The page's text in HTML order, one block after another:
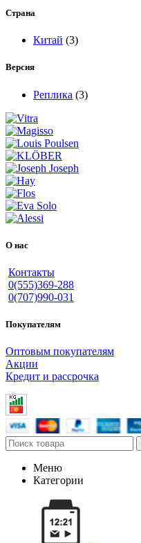
Страна
Китай (3)
Версия
Реплика (3)
О нас
Контакты
0(555)369-288
0(707)990-031
Покупателям
Оптовым покупателям
Акции
Кредит и рассрочка
Меню
Категории